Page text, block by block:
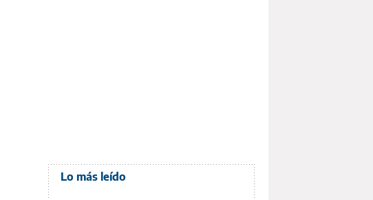
Lo más leído